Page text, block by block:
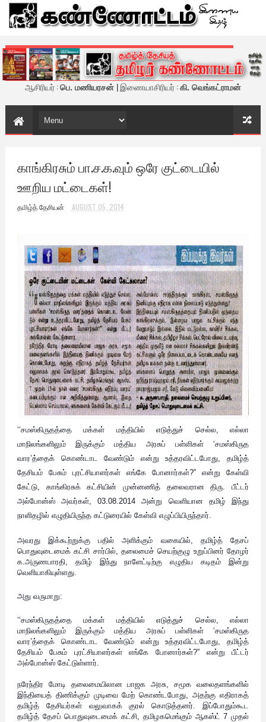
கண்ணோட்டம் - இணைய இதழ்
ஆசிரியர் :பெ. மணியரசன் | இணையாசிரியர் :கி. வெங்கட்ராமன்
காங்கிரசும் பா.ச.க.வும் ஒரே குட்டையில்
ஊறிய மட்டைகள்!
தமிழ்த் தேசியன் AUGUST 05, 2014
‘‘சமஸ்கிருதத்தை மக்கள் மத்தியில் எடுத்துச் செல்ல, எல்லா
மாநிலங்களிலும் இருக்கும் மத்திய அரசுப் பள்ளிகள் ‘சமஸ்கிருத
வார’த்தைக் கொண்டாட வேண்டும் என்று உத்தரவிட்டபோது, தமிழ்த்
தேசியம் பேசும் புரட்சியாளர்கள் எங்கே போனார்கள்?” என்று கேள்வி
கேட்டு, காங்கிரசுக் கட்சியின் முன்னணித் தலைவரான திரு. பீட்டர்
அல்போன்ஸ் அவர்கள், 03.08.2014 அன்று வெளியான தமிழ் இந்து
நாளிதழில் எழுதியிருந்த கட்டுரையில் கேள்வி எழுப்பியிருந்தார்.
அவரது இக்கூற்றுக்கு பதில் அளிக்கும் வகையில், தமிழ்த் தேசப்
பொதுவுடைமைக் கட்சி சார்பில், தலைமைச் செயற்குழு உறுப்பினர் தோழர்
க.அருணபாரதி, தமிழ் இந்து நாளேட்டிற்கு எழுதிய கடிதம் இன்று
வெளியாகியுள்ளது.
அது வருமாறு:
‘‘சமஸ்கிருதத்தை மக்கள் மத்தியில் எடுத்துச் செல்ல, எல்லா
மாநிலங்களிலும் இருக்கும் மத்திய அரசுப் பள்ளிகள் ‘சமஸ்கிருத
வார’த்தைக் கொண்டாட வேண்டும் என்று உத்தரவிட்டபோது, தமிழ்த்
தேசியம் பேசும் புரட்சியாளர்கள் எங்கே போனார்கள்?” என்று பீட்டர்
அல்போன்ஸ் கேட்டுள்ளார்.
நரேந்திர மோடி தலைமையிலான பாஜக அரசு, சமூக வலைதளங்களில்
இந்தியைத் திணிக்கும் முடிவை மேற் கொண்டபோது, அதற்கு எதிராகத்
தமிழ்த் தேசியர்கள் வலுவாகக் குரல் கொடுத்தனர். இப்போதும்கூட
தமிழ்த் தேசப் பொதுவுடைமைக் கட்சி, தமிழகமெங்கும் ஆகஸ்ட் 7 முதல்